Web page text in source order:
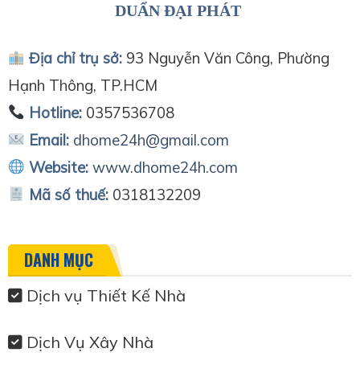
DUẨN ĐẠI PHÁT
Địa chỉ trụ sở:93 Nguyễn Văn Công, Phường
Hạnh Thông, TP.HCM
Hotline:0357536708
Email: dhome24h@gmail.com
Website: www.dhome24h.com
Mã số thuế: 0318132209
DANH MỤC
Dịch vụ Thiết Kế Nhà
Dịch Vụ Xây Nhà